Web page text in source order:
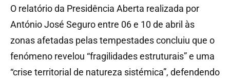
O relatório da Presidência Aberta realizada por
António José Seguro entre 06 e 10 de abril às
zonas afetadas pelas tempestades concluiu que o
fenómeno revelou “fragilidades estruturais” e uma
“crise territorial de natureza sistémica”, defendendo